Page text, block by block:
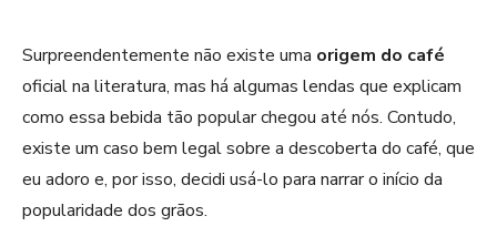
Surpreendentemente não existe uma origem do café
oficial na literatura, mas há algumas lendas que explicam
como essa bebida tão popular chegou até nós. Contudo,
existe um caso bem legal sobre a descoberta do café, que
eu adoro e, por isso, decidi usá-lo para narrar o início da
popularidade dos grãos.